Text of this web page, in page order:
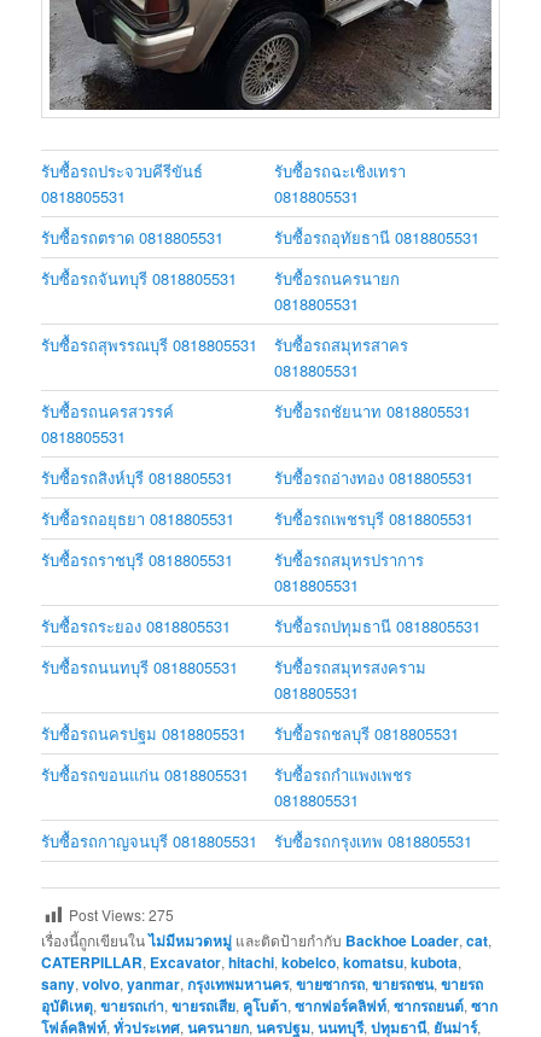
รับซื้อรถประจวบคีรีขันธ์
0818805531
รับซื้อรถฉะเชิงเทรา
0818805531
รับซื้อรถตราด 0818805531
รับซื้อรถอุทัยธานี 0818805531
รับซื้อรถจันทบุรี 0818805531
รับซื้อรถนครนายก
0818805531
รับซื้อรถสุพรรณบุรี 0818805531
รับซื้อรถสมุทรสาคร
0818805531
รับซื้อรถนครสวรรค์
0818805531
รับซื้อรถชัยนาท 0818805531
รับซื้อรถสิงห์บุรี 0818805531
รับซื้อรถอ่างทอง 0818805531
รับซื้อรถอยุธยา 0818805531
รับซื้อรถเพชรบุรี 0818805531
รับซื้อรถราชบุรี 0818805531
รับซื้อรถสมุทรปราการ
0818805531
รับซื้อรถระยอง 0818805531
รับซื้อรถปทุมธานี 0818805531
รับซื้อรถนนทบุรี 0818805531
รับซื้อรถสมุทรสงคราม
0818805531
รับซื้อรถนครปฐม 0818805531
รับซื้อรถชลบุรี 0818805531
รับซื้อรถขอนแก่น 0818805531
รับซื้อรถกำแพงเพชร
0818805531
รับซื้อรถกาญจนบุรี 0818805531
รับซื้อรถกรุงเทพ 0818805531
Post Views:275
เรื่องนี้ถูกเขียนในไม่มีหมวดหมู่ และติดป้ายกำกับ Backhoe Loader,cat,
CATERPILLAR, Excavator,hitachi,kobelco,komatsu,kubota,
sany,volvo,yanmar,กรุงเทพมหานคร,ขายซากรถ,ขายรถชน,ขายรถ
อุบัติเหตุ,ขายรถเก่า,ขายรถเสีย, คูโบต้า,ซากฟอร์คลิฟท์,ซากรถยนต์,ซาก
โฟล์คลิฟท์,ทั่วประเทศ,นครนายก,นครปฐม,นนทบุรี,ปทุมธานี, ยันม่าร์,